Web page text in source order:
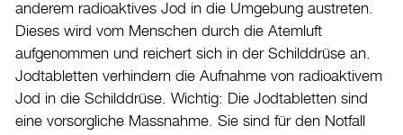
Home
Öffnungszeiten & Kontakt
Stadtplan
anderem radioaktives Jod in die Umgebung austreten.
Dieses wird vom Menschen durch die Atemluft
aufgenommen und reichert sich in der Schilddrüse an.
Jodtabletten verhindern die Aufnahme von radioaktivem
Jod in die Schilddrüse. Wichtig: Die Jodtabletten sind
eine vorsorgliche Massnahme. Sie sind für den Notfall